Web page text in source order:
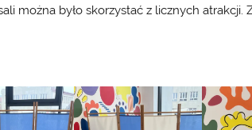
można było skorzystać z licznych